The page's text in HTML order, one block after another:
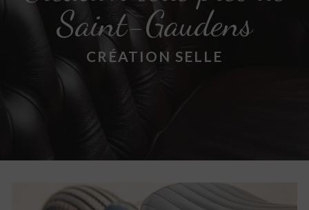
Saint-Gaudens
CRÉATION SELLE